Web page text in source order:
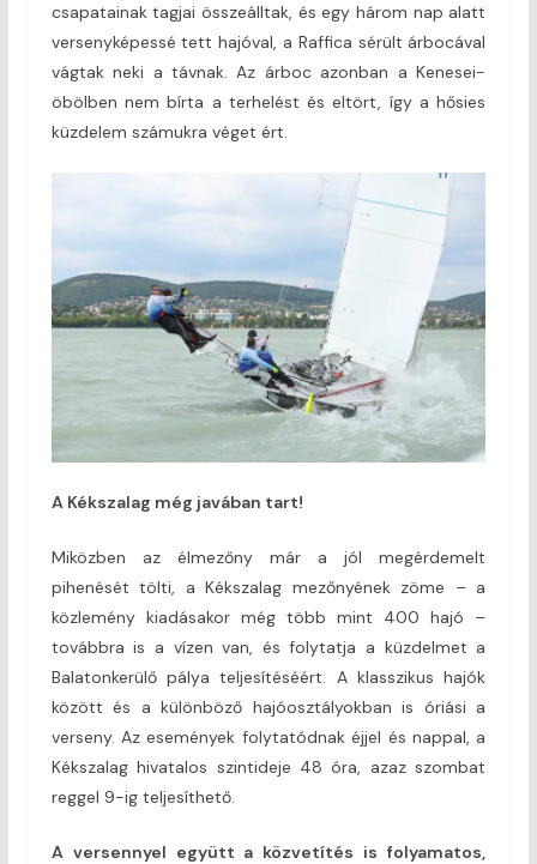
csapatainak tagjai összeálltak, és egy három nap alatt
versenyképessé tett hajóval, a Raffica sérült árbocával
vágtak neki a távnak. Az árboc azonban a Kenesei-
öbölben nem bírta a terhelést és eltört, így a hősies
küzdelem számukra véget ért.
A Kékszalag még javában tart!
Miközben az élmezőny már a jól megérdemelt
pihenését tölti, a Kékszalag mezőnyének zöme – a
közlemény kiadásakor még több mint 400 hajó –
továbbra is a vízen van, és folytatja a küzdelmet a
Balatonkerülő pálya teljesítéséért. A klasszikus hajók
között és a különböző hajóosztályokban is óriási a
verseny. Az események folytatódnak éjjel és nappal, a
Kékszalag hivatalos szintideje 48 óra, azaz szombat
reggel 9-ig teljesíthető.
A versennyel együtt a közvetítés is folyamatos,